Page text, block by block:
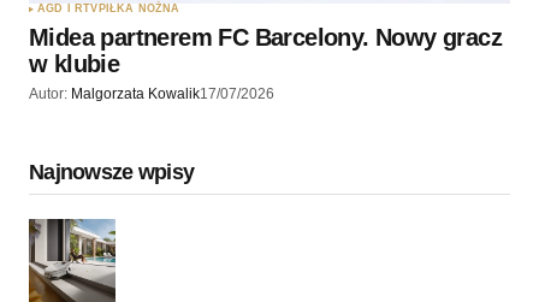
AGD I RTV PIŁKA NOŻNA
Midea partnerem FC Barcelony. Nowy gracz
w klubie
Autor: Malgorzata Kowalik17/07/2026
Najnowsze wpisy